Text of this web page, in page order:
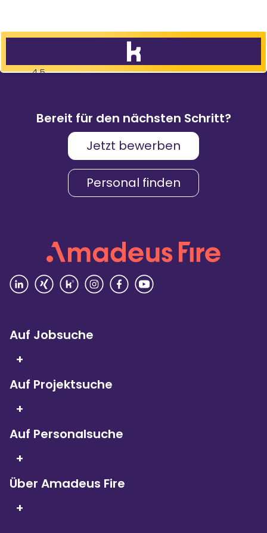
4,5
Bewertungen
Weiterempfehlungen
Karriere & Gehalt
4,2
Unternehmenskultur
4,3
4,4
Rezensionen lesen
Kununu Top Company – dank
über 9.000Bewertungen!
Bereit für den nächsten Schritt?
Jetzt bewerben
Personal finden
Auf Jobsuche
+
Auf Projektsuche
+
Auf Personalsuche
+
Über Amadeus Fire
+